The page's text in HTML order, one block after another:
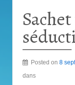
Posted on 8
dans